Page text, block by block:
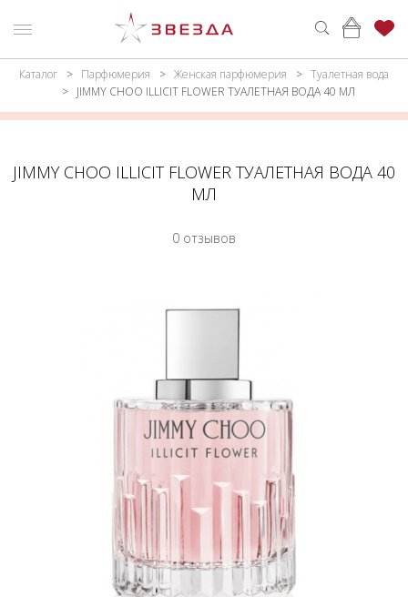
ВОЙТИ
Каталог
МАКИЯЖ
Каталог Парфюмерия Женская парфюмерия
Туалетная вода
JIMMY CHOO ILLICIT FLOWER ТУАЛЕТНАЯ ВОДА 40 МЛ
JIMMY CHOO ILLICIT FLOWER ТУАЛЕТНАЯ ВОДА 40
МЛ
0 отзывов